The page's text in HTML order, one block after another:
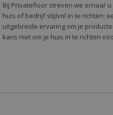
Bij Privatefloor streven we ernaar
huis of bedrijf stijlvol in te richten:
uitgebreide ervaring om je
kans niet om je huis in te richten